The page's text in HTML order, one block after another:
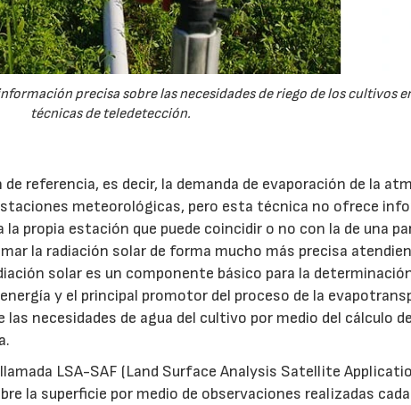
precisa sobre las necesidades de riego de los cultivos
técnicas de teledetección.
referencia, es decir, la demanda de evaporación de la
meteorológicas, pero esta técnica no ofrece
propia estación que puede coincidir o no con la de una
la radiación solar de forma mucho más precisa
solar es un componente básico para la
y el principal promotor del proceso de la
necesidades de agua del cultivo por medio del cálculo
LSA-SAF (Land Surface Analysis Satellite
la superficie por medio de observaciones realizadas